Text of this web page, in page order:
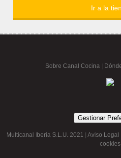
Ir a la
Sobre Canal Cocina
Gestionar
Multicanal Iberia S.L.U. 2021 | Aviso Legal
cookies